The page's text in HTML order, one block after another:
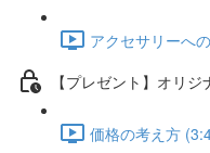
アクセサリーへ
【プレゼント】オリ
価格の考え方